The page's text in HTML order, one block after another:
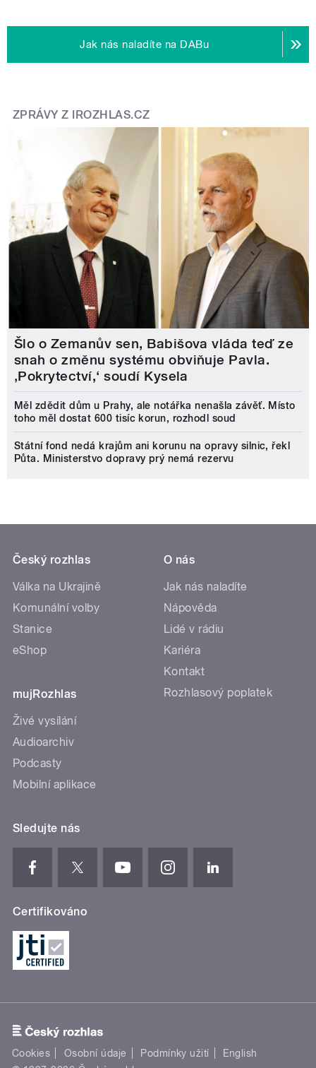
Jak nás naladíte na DABu
ZPRÁVY Z IROZHLAS.CZ
Šlo o Zemanův sen, Babišova vláda teď ze
snah o změnu systému obviňuje Pavla.
‚Pokrytectví,‘ soudí Kysela
Měl zdědit dům u Prahy, ale notářka nenašla závěť. Místo
toho měl dostat 600 tisíc korun, rozhodl soud
Státní fond nedá krajům ani korunu na opravy silnic, řekl
Půta. Ministerstvo dopravy prý nemá rezervu
Český rozhlas
Válka na Ukrajině
Komunální volby
Stanice
eShop
mujRozhlas
Živé vysílání
Audioarchiv
Podcasty
Mobilní aplikace
O nás
Jak nás naladíte
Nápověda
Lidé v rádiu
Kariéra
Kontakt
Rozhlasový poplatek
Sledujte nás
Certifikováno
Cookies Osobní údaje Podmínky užití
English